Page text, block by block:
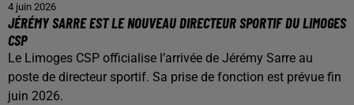
4 juin 2026
JÉRÉMY SARRE EST LE NOUVEAU DIRECTEUR SPORTIF DU LIMOGES
CSP
Le Limoges CSP officialise l’arrivée de Jérémy Sarre au
poste de directeur sportif. Sa prise de fonction est prévue fin
juin 2026.